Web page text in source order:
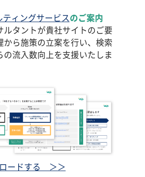
ティングサービスのご案内
ルタントが貴社サイトのご要
から施策の立案を行い、検索
の流入数向上を支援いたしま
ードする ＞＞